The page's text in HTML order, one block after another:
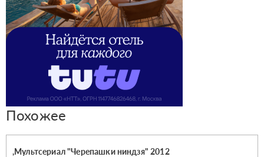
Похожее
,Мультсериал "Черепашки ниндзя" 2012